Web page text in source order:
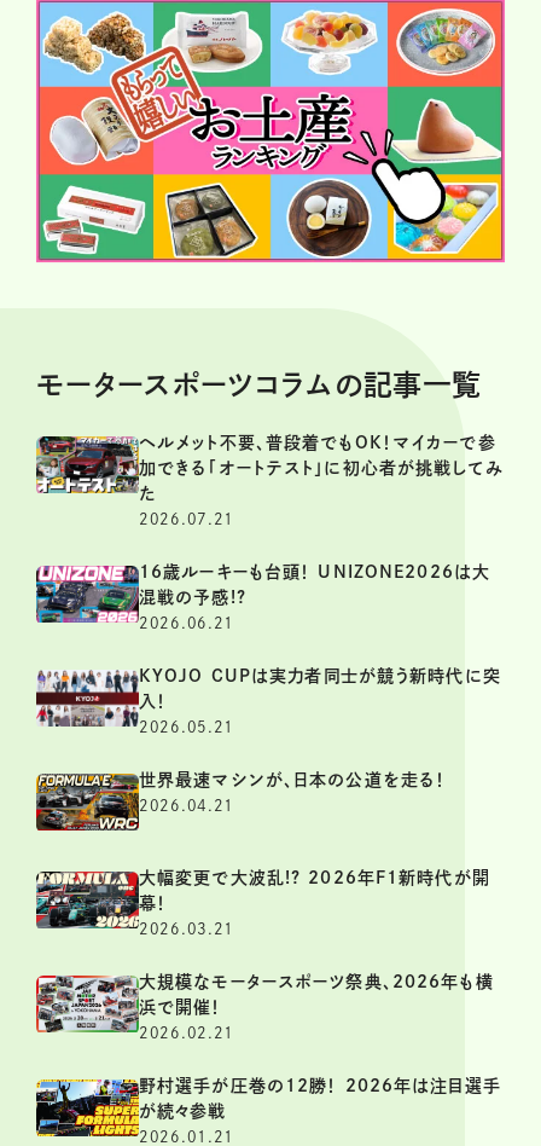
モータースポーツコラムの記事一覧
ヘルメット不要、普段着でもOK！マイカーで参
加できる「オートテスト」に初心者が挑戦してみ
た
2026.07.21
16歳ルーキーも台頭！ UNIZONE2026は大
混戦の予感!?
2026.06.21
KYOJO CUPは実力者同士が競う新時代に突
入！
2026.05.21
世界最速マシンが、日本の公道を走る！
2026.04.21
大幅変更で大波乱!? 2026年F1新時代が開
幕！
2026.03.21
大規模なモータースポーツ祭典、2026年も横
浜で開催！
2026.02.21
野村選手が圧巻の12勝！ 2026年は注目選手
が続々参戦
2026.01.21